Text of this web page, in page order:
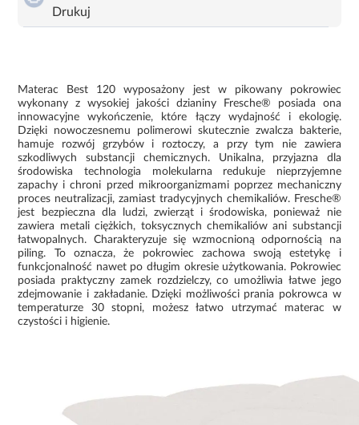
Drukuj
Materac Best 120 wyposażony jest w pikowany pokrowiec
wykonany z wysokiej jakości dzianiny Fresche® posiada ona
innowacyjne wykończenie, które łączy wydajność i ekologię.
Dzięki nowoczesnemu polimerowi skutecznie zwalcza bakterie,
hamuje rozwój grzybów i roztoczy, a przy tym nie zawiera
szkodliwych substancji chemicznych. Unikalna, przyjazna dla
środowiska technologia molekularna redukuje nieprzyjemne
zapachy i chroni przed mikroorganizmami poprzez mechaniczny
proces neutralizacji, zamiast tradycyjnych chemikaliów. Fresche®
jest bezpieczna dla ludzi, zwierząt i środowiska, ponieważ nie
zawiera metali ciężkich, toksycznych chemikaliów ani substancji
łatwopalnych. Charakteryzuje się wzmocnioną odpornością na
piling. To oznacza, że pokrowiec zachowa swoją estetykę i
funkcjonalność nawet po długim okresie użytkowania. Pokrowiec
posiada praktyczny zamek rozdzielczy, co umożliwia łatwe jego
zdejmowanie i zakładanie. Dzięki możliwości prania pokrowca w
temperaturze 30 stopni, możesz łatwo utrzymać materac w
czystości i higienie.